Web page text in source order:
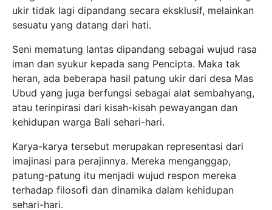
ukir tidak lagi dipandang secara eksklusif, melainkan
sesuatu yang datang dari hati.
Seni mematung lantas dipandang sebagai wujud rasa
iman dan syukur kepada sang Pencipta. Maka tak
heran, ada beberapa hasil patung ukir dari desa Mas
Ubud yang juga berfungsi sebagai alat sembahyang,
atau terinpirasi dari kisah-kisah pewayangan dan
kehidupan warga Bali sehari-hari.
Karya-karya tersebut merupakan representasi dari
imajinasi para perajinnya. Mereka menganggap,
patung-patung itu menjadi wujud respon mereka
terhadap filosofi dan dinamika dalam kehidupan
sehari-hari.